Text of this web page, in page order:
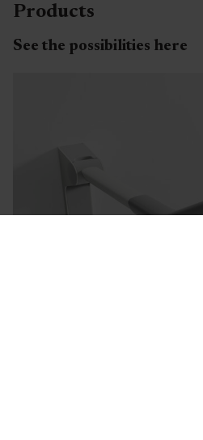
Products
See the possibilities here